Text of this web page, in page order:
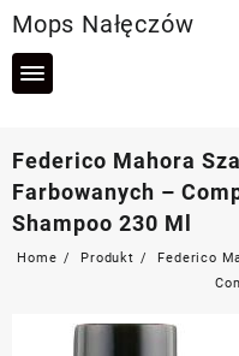
to
content
Mops Nałęczów
Federico Mahora
Farbowanych –
Shampoo 230 Ml
Home Produkt
Federico